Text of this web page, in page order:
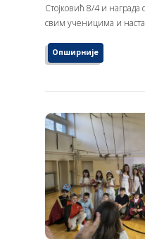
Стојковић 8/4 и
свим ученицима и
Опширније